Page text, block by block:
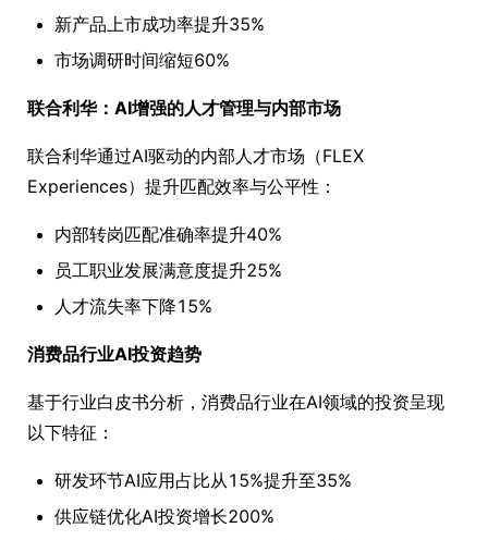
新产品上市成功率提升35%
市场调研时间缩短60%
联合利华：AI增强的人才管理与内部市场
联合利华通过AI驱动的内部人才市场（FLEX
Experiences）提升匹配效率与公平性：
内部转岗匹配准确率提升40%
员工职业发展满意度提升25%
人才流失率下降15%
消费品行业AI投资趋势
基于行业白皮书分析，消费品行业在AI领域的投资呈现
以下特征：
研发环节AI应用占比从15%提升至35%
供应链优化AI投资增长200%